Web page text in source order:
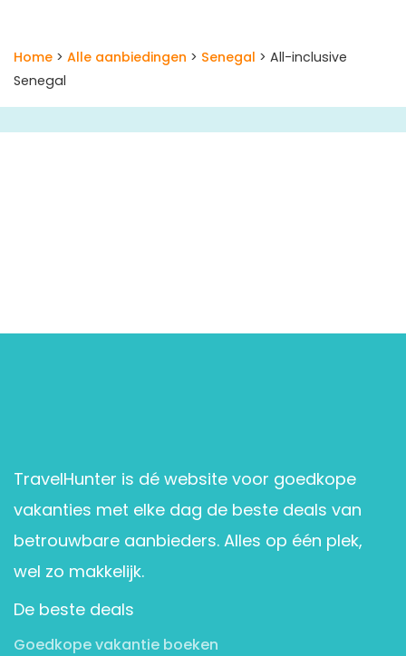
Home > Alle aanbiedingen > Senegal > All-inclusive
Senegal
TravelHunter is dé website voor goedkope
vakanties met elke dag de beste deals van
betrouwbare aanbieders. Alles op één plek,
wel zo makkelijk.
De beste deals
Goedkope vakantie boeken